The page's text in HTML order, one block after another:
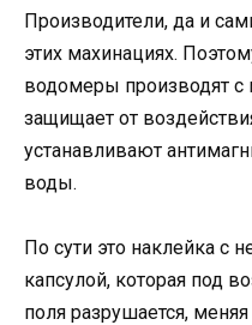
Производители, да и
этих махинациях.
водомеры производят
защищает от
устанавливают
воды.
По сути это наклейка с
капсулой, которая под
поля разрушается,